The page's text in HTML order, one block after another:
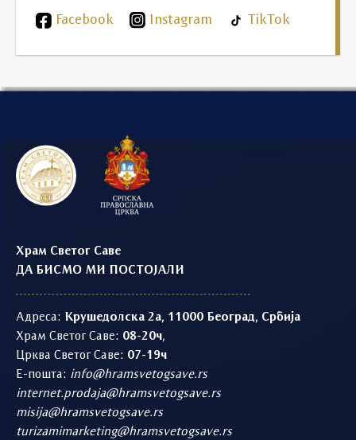
Facebook Instagram TikTok
Храм Светог Саве
ДА БИСМО МИ ПОСТОЈАЛИ
Адреса: Крушедолска 2а, 11000 Београд, Србија
Храм Светог Саве: 08-20ч,
Црква Светог Саве: 07-19ч
Е-пошта: info@hramsvetogsave.rs
internet.prodaja@hramsvetogsave.rs
misija@hramsvetogsave.rs
turizamimarketing@hramsvetogsave.rs